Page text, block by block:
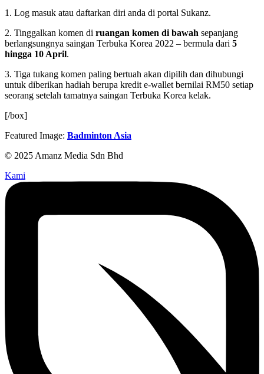
1. Log masuk atau daftarkan diri anda di portal Sukanz.
2. Tinggalkan komen di ruangan komen di bawah sepanjang
berlangsungnya saingan Terbuka Korea 2022 – bermula dari 5
hingga 10 April.
3. Tiga tukang komen paling bertuah akan dipilih dan dihubungi
untuk diberikan hadiah berupa kredit e-wallet bernilai RM50 setiap
seorang setelah tamatnya saingan Terbuka Korea kelak.
[/box]
Featured Image: Badminton Asia
© 2025 Amanz Media Sdn Bhd
Kami